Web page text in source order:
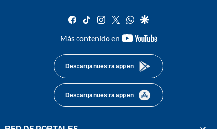
facebook
tiktok instagram
twitterwhatsapp
google
Más contenido en
youtube-
Descarga nuestra app en
Descarga nuestra app en